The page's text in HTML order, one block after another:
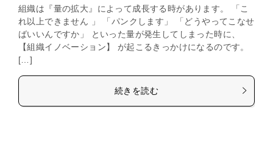
組織は『量の拡大』によって成長する時があります。 「こ
れ以上できません 」 「パンクします」 「どうやってこなせ
ばいいんですか」 といった量が発生してしまった時に、
【組織イノベーション】 が起こるきっかけになるのです。
[…]
続きを読む